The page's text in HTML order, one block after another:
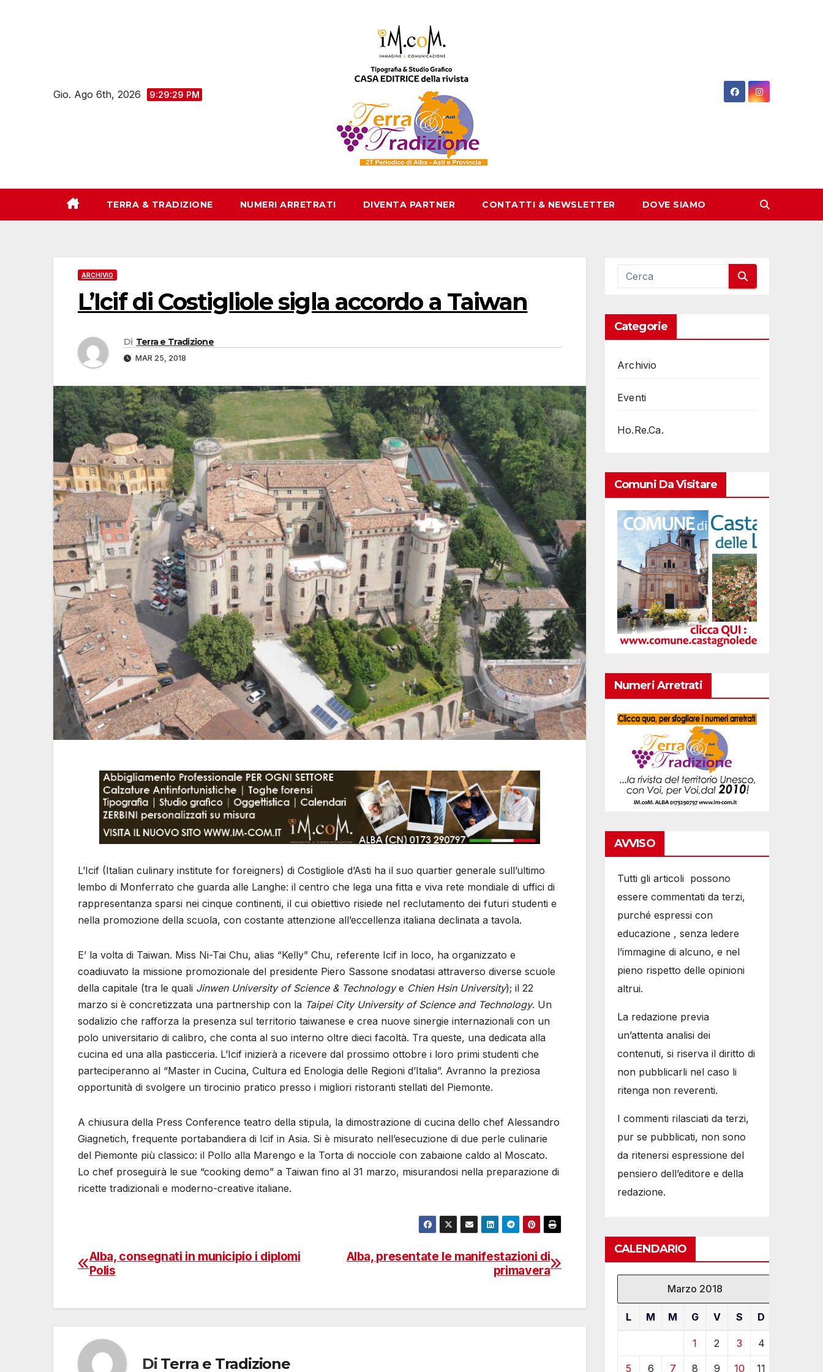
Gio. Ago 6th, 2026 9:29:30 PM
TERRA & TRADIZIONE NUMERI ARRETRATI DIVENTA PARTNER CONTATTI & NEWSLETTER DOVE SIAMO
ARCHIVIO
L’Icif di Costigliole sigla accordo a Taiwan
Di Terra e Tradizione
MAR 25, 2018
L’Icif (Italian culinary institute for foreigners) di Costigliole d’Asti ha il suo quartier generale sull’ultimo
lembo di Monferrato che guarda alle Langhe: il centro che lega una fitta e viva rete mondiale di uffici di
rappresentanza sparsi nei cinque continenti, il cui obiettivo risiede nel reclutamento dei futuri studenti e
nella promozione della scuola, con costante attenzione all’eccellenza italiana declinata a tavola.
E’ la volta di Taiwan. Miss Ni-Tai Chu, alias “Kelly” Chu, referente Icif in loco, ha organizzato e
coadiuvato la missione promozionale del presidente Piero Sassone snodatasi attraverso diverse scuole
della capitale (tra le quali Jinwen University of Science & Technologye Chien Hsin University); il 22
marzo si è concretizzata una partnership con la Taipei City University of Science and Technology. Un
sodalizio che rafforza la presenza sul territorio taiwanese e crea nuove sinergie internazionali con un
polo universitario di calibro, che conta al suo interno oltre dieci facoltà. Tra queste, una dedicata alla
cucina ed una alla pasticceria. L’Icif inizierà a ricevere dal prossimo ottobre i loro primi studenti che
parteciperanno al “Master in Cucina, Cultura ed Enologia delle Regioni d’Italia”. Avranno la preziosa
opportunità di svolgere un tirocinio pratico presso i migliori ristoranti stellati del Piemonte.
A chiusura della Press Conference teatro della stipula, la dimostrazione di cucina dello chef Alessandro
Giagnetich, frequente portabandiera di Icif in Asia. Si è misurato nell’esecuzione di due perle culinarie
del Piemonte più classico: il Pollo alla Marengo e la Torta di nocciole con zabaione caldo al Moscato.
Lo chef proseguirà le sue “cooking demo” a Taiwan fino al 31 marzo, misurandosi nella preparazione di
ricette tradizionali e moderno-creative italiane.
Navigazione
Alba, presentate le manifestazioni di
primavera
Alba, consegnati in municipio i diplomi
Polis
Di Terra e Tradizione
Categorie
Archivio
Eventi
Ho.Re.Ca.
Comuni Da Visitare
Numeri Arretrati
AVVISO
Tutti gli articoli possono
essere commentati da terzi,
purché espressi con
educazione , senza ledere
l’immagine di alcuno, e nel
pieno rispetto delle opinioni
altrui.
La redazione previa
un’attenta analisi dei
contenuti, si riserva il diritto di
non pubblicarli nel caso li
ritenga non reverenti.
I commenti rilasciati da terzi,
pur se pubblicati, non sono
da ritenersi espressione del
pensiero dell’editore e della
redazione.
CALENDARIO
Marzo 2018
L M M G V S D
1 2 3 4
5 6 7 8 9 10 11